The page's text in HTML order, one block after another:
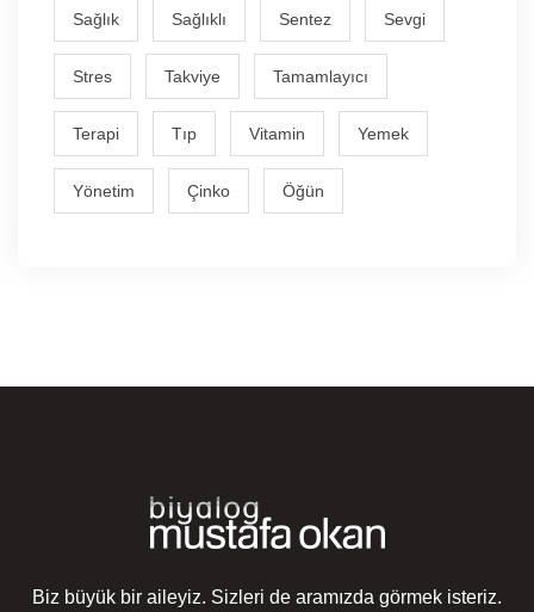
Sağlık Sağlıklı Sentez Sevgi
Stres Takviye Tamamlayıcı
Terapi Tıp Vitamin Yemek
Yönetim Çinko Öğün
Biz büyük bir aileyiz. Sizleri de aramızda görmek isteriz.